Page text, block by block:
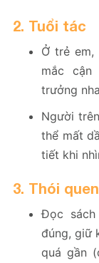
2. Tuổi tác
Ở trẻ em,
mắc
trưởng
Người
thể mất
tiết khi
3. Thói
Đọc
đúng, giữ
quá gần